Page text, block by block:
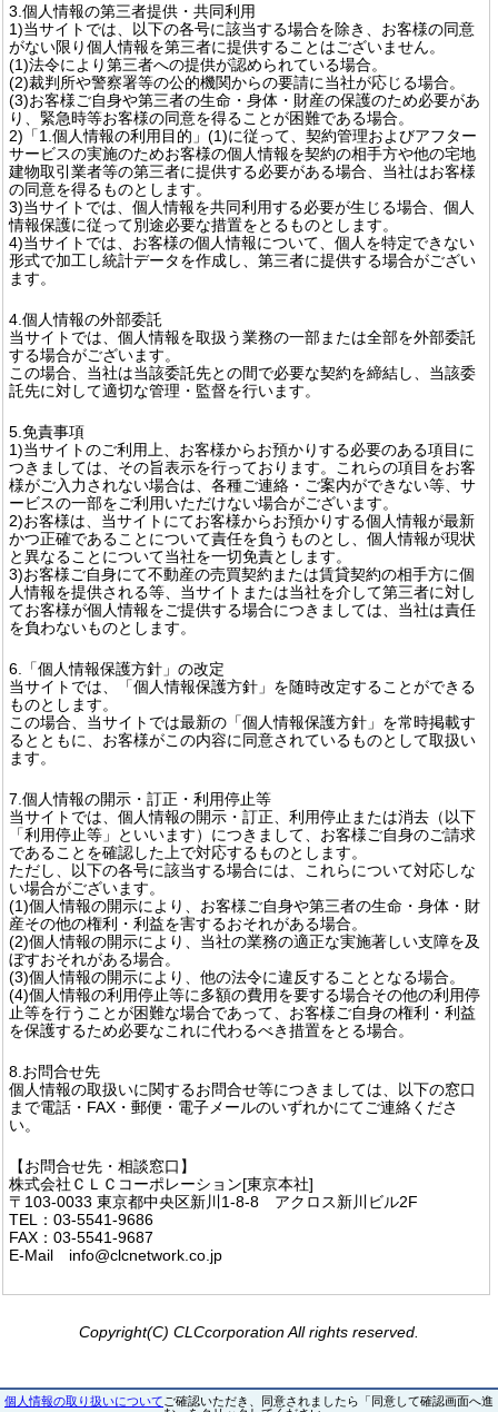
3.個人情報の第三者提供・共同利用
1)当サイトでは、以下の各号に該当する場合を除き、お客様の同意
がない限り個人情報を第三者に提供することはございません。
(1)法令により第三者への提供が認められている場合。
(2)裁判所や警察署等の公的機関からの要請に当社が応じる場合。
(3)お客様ご自身や第三者の生命・身体・財産の保護のため必要があ
り、緊急時等お客様の同意を得ることが困難である場合。
2)「1.個人情報の利用目的」(1)に従って、契約管理およびアフター
サービスの実施のためお客様の個人情報を契約の相手方や他の宅地
建物取引業者等の第三者に提供する必要がある場合、当社はお客様
の同意を得るものとします。
3)当サイトでは、個人情報を共同利用する必要が生じる場合、個人
情報保護に従って別途必要な措置をとるものとします。
4)当サイトでは、お客様の個人情報について、個人を特定できない
形式で加工し統計データを作成し、第三者に提供する場合がござい
ます。
4.個人情報の外部委託
当サイトでは、個人情報を取扱う業務の一部または全部を外部委託
する場合がございます。
この場合、当社は当該委託先との間で必要な契約を締結し、当該委
託先に対して適切な管理・監督を行います。
5.免責事項
1)当サイトのご利用上、お客様からお預かりする必要のある項目に
つきましては、その旨表示を行っております。これらの項目をお客
様がご入力されない場合は、各種ご連絡・ご案内ができない等、サ
ービスの一部をご利用いただけない場合がございます。
2)お客様は、当サイトにてお客様からお預かりする個人情報が最新
かつ正確であることについて責任を負うものとし、個人情報が現状
と異なることについて当社を一切免責とします。
3)お客様ご自身にて不動産の売買契約または賃貸契約の相手方に個
人情報を提供される等、当サイトまたは当社を介して第三者に対し
てお客様が個人情報をご提供する場合につきましては、当社は責任
を負わないものとします。
6.「個人情報保護方針」の改定
当サイトでは、「個人情報保護方針」を随時改定することができる
ものとします。
この場合、当サイトでは最新の「個人情報保護方針」を常時掲載す
るとともに、お客様がこの内容に同意されているものとして取扱い
ます。
7.個人情報の開示・訂正・利用停止等
当サイトでは、個人情報の開示・訂正、利用停止または消去（以下
「利用停止等」といいます）につきまして、お客様ご自身のご請求
であることを確認した上で対応するものとします。
ただし、以下の各号に該当する場合には、これらについて対応しな
い場合がございます。
(1)個人情報の開示により、お客様ご自身や第三者の生命・身体・財
産その他の権利・利益を害するおそれがある場合。
(2)個人情報の開示により、当社の業務の適正な実施著しい支障を及
ぼすおそれがある場合。
(3)個人情報の開示により、他の法令に違反することとなる場合。
(4)個人情報の利用停止等に多額の費用を要する場合その他の利用停
止等を行うことが困難な場合であって、お客様ご自身の権利・利益
を保護するため必要なこれに代わるべき措置をとる場合。
8.お問合せ先
個人情報の取扱いに関するお問合せ等につきましては、以下の窓口
まで電話・FAX・郵便・電子メールのいずれかにてご連絡くださ
い。
【お問合せ先・相談窓口】
株式会社ＣＬＣコーポレーション[東京本社]
〒103-0033 東京都中央区新川1-8-8 アクロス新川ビル2F
TEL：03-5541-9686
FAX：03-5541-9687
E-Mail info@clcnetwork.co.jp
Copyright(C) CLCcorporation All rights reserved.
個人情報の取り扱いについて ご確認いただき、同意されましたら「同意して確認画面へ進